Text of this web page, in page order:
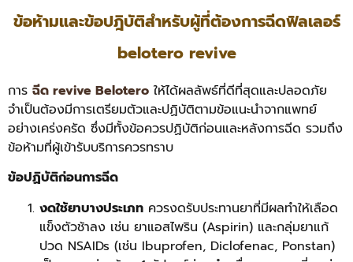
ข้อห้ามและข้อปฎิบัติสำหรับผู้ที่ต้องการฉีดฟิลเลอร์
belotero revive
การ ฉีด revive Belotero ให้ได้ผลลัพธ์ที่ดีที่สุดและปลอดภัย
จำเป็นต้องมีการเตรียมตัวและปฏิบัติตามข้อแนะนำจากแพทย์
อย่างเคร่งครัด ซึ่งมีทั้งข้อควรปฏิบัติก่อนและหลังการฉีด รวมถึง
ข้อห้ามที่ผู้เข้ารับบริการควรทราบ
ข้อปฏิบัติก่อนการฉีด
งดใช้ยาบางประเภท ควรงดรับประทานยาที่มีผลทำให้เลือด
แข็งตัวช้าลง เช่น ยาแอสไพริน (Aspirin) และกลุ่มยาแก้
ปวด NSAIDs (เช่น Ibuprofen, Diclofenac, Ponstan)